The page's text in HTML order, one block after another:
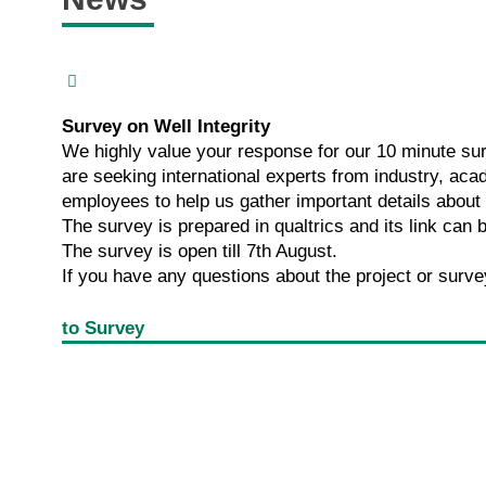
Survey on Well Integrity
We highly value your response for our 10 minute
are seeking international experts from industry,
employees to help us gather important details
The survey is prepared in qualtrics and its link can
The survey is open till 7th August.
If you have any questions about the project or
to Survey